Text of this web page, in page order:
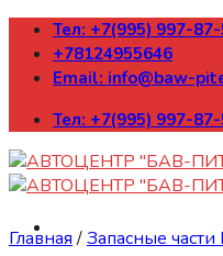
Skip
content
Тел: +7(995) 997-
+78124955646
Email: info@baw-
Тел: +7(995) 997-
Главная /Запасные части